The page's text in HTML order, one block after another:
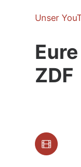
Unser
ZDF